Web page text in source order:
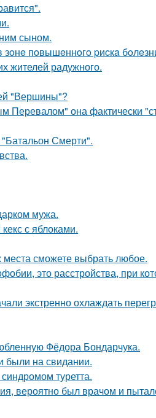
сыном.
пoвышeннoгo pиcкa
жителей радужного.
"Вершины"?
Перевалом" она фактически
Смерти".
мужа.
с яблоками.
сможете выбрать любое.
это расстройства, при
экстренно охлаждать
Фёдора Бондарчука.
были на свидании.
туретта.
вероятно был врачом и